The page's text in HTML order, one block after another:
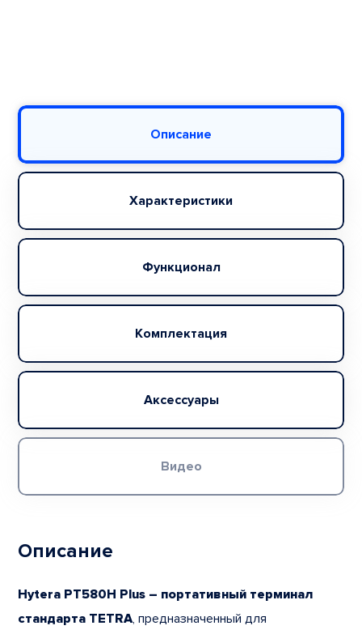
Описание
Характеристики
Функционал
Комплектация
Аксессуары
Видео
Описание
Hytera PT580H Plus – портативный терминал
стандарта TETRA, предназначенный для